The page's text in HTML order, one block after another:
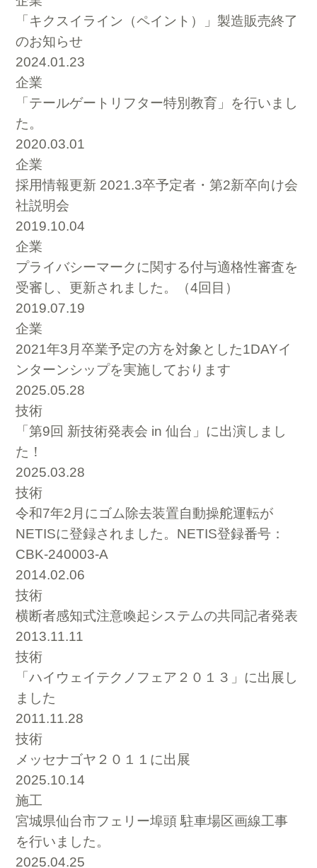
「キクスイライン（ペイント）」製造販売終了
のお知らせ
2024.01.23
企業
「テールゲートリフター特別教育」を行いまし
た。
2020.03.01
企業
採用情報更新 2021.3卒予定者・第2新卒向け会
社説明会
2019.10.04
企業
プライバシーマークに関する付与適格性審査を
受審し、更新されました。（4回目）
2019.07.19
企業
2021年3月卒業予定の方を対象とした1DAYイ
ンターンシップを実施しております
2025.05.28
技術
「第9回 新技術発表会 in 仙台」に出演しまし
た！
2025.03.28
技術
令和7年2月にゴム除去装置自動操舵運転が
NETISに登録されました。NETIS登録番号：
CBK-240003-A
2014.02.06
技術
横断者感知式注意喚起システムの共同記者発表
2013.11.11
技術
「ハイウェイテクノフェア２０１３」に出展し
ました
2011.11.28
技術
メッセナゴヤ２０１１に出展
2025.10.14
施工
宮城県仙台市フェリー埠頭 駐車場区画線工事
を行いました。
2025.04.25